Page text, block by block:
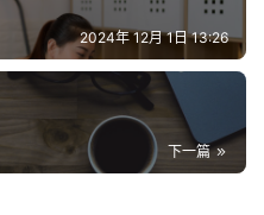
2024年 12月 1日 13:26
下一篇